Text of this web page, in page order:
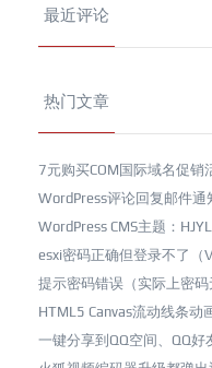
最近评论
热门文章
7元购买COM国际域名促销
WordPress评论回复邮件通
WordPress CMS主题：
esxi密码正确但登录不了（
提示密码错误（实际上密码
HTML5 Canvas流动线条动
一键分享到QQ空间、QQ